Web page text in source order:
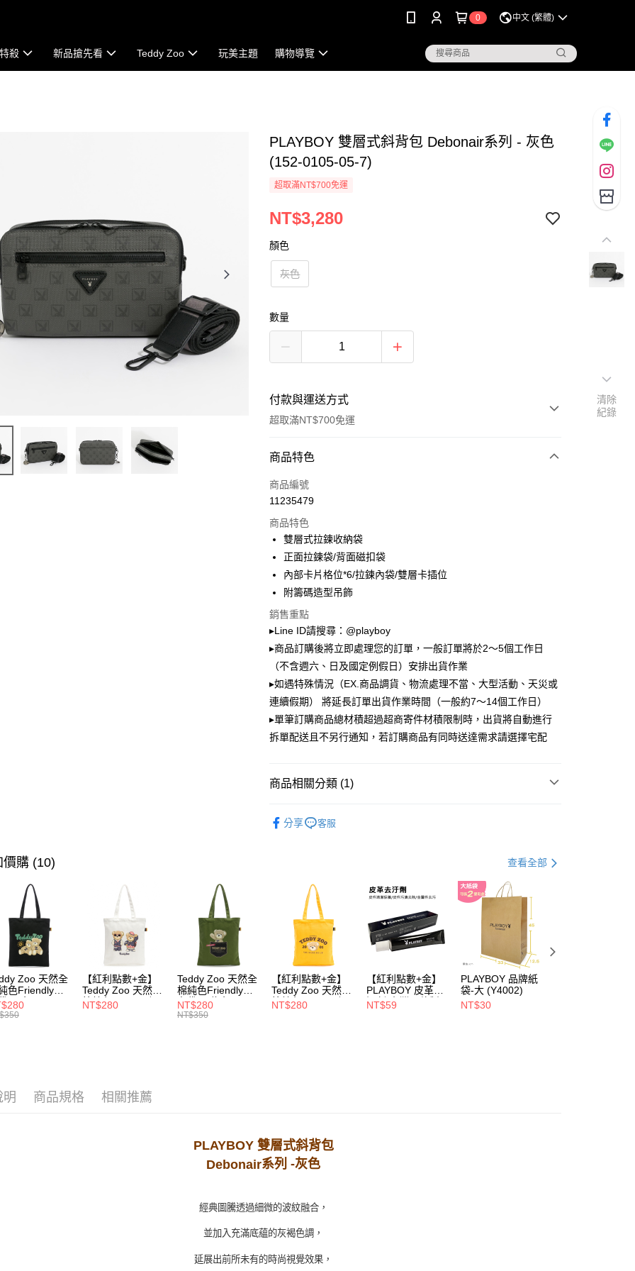
0 中文 (繁體)
殺 新品搶先看 Teddy Zoo 玩美主題 購物導覽
PLAYBOY 雙層式斜背包 Debonair系列 - 灰色
(152-0105-05-7)
超取滿NT$700免運
NT$3,280
顏色
灰色
數量
付款與運送方式
超取滿NT$700免運
付款方式
信用卡一次付款
LINE Pay
Apple Pay
街口支付
Google Pay
相關說明
【大哥付你分期使用說明】
1.本服務由台灣大哥大提供，台灣大哥大用戶可立即使用無須另外申請。
2.付款方式選擇「大哥付你分期」，訂單成立後會自動跳轉到大哥付的交易
流程，驗證手機門號後，選擇欲分期的期數、繳款截止日，確認付款後即
完成交易。
3.實際核准額度、可分期數及費用金額請依後續交易確認頁面所載為準。
【繳款方式說明】
2.透過簡訊連結打開帳單後，可選擇「超商條碼／台灣大直營門市／銀行轉
用戶於交易時，得透過本服務購買商品或服務，並由商店將買賣／分期付
款買賣價金債權讓與本公司後，依約使用本公司帳單繳交帳款。
2.基於同意付款使用「大哥付你分期」之契約關係目的，商店將以您的個人
資料（包含姓名、電話或地址）提供予台灣大哥大進項蒐集、處理及利
用，由本公司與您本人進行分期帳單所需資料之確認、核對及更正。
3.完整用戶服務條款，請詳閱以下連結：
https://oppay.tw/userRule
ATM付款
運送方式
每筆NT$100，滿NT$700(含以上)免運費
付款後萊爾富取貨
每筆NT$100，滿NT$700(含以上)免運費
7-11取貨付款
每筆NT$100，滿NT$900(含以上)免運費
付款後7-11取貨
每筆NT$100，滿NT$700(含以上)免運費
商品特色
商品編號
11235479
商品特色
雙層式拉鍊收納袋
正面拉鍊袋/背面磁扣袋
內部卡片格位*6/拉鍊內袋/雙層卡插位
附籌碼造型吊飾
銷售重點
▸Line ID請搜尋：@playboy
▸商品訂購後將立即處理您的訂單，一般訂單將於2～5個工作日
（不含週六、日及國定例假日）安排出貨作業
▸如遇特殊情況（EX.商品調貨、物流處理不當、大型活動、天災或
連續假期） 將延長訂單出貨作業時間（一般約7～14個工作日）
▸單筆訂購商品總材積超過超商寄件材積限制時，出貨將自動進行
拆單配送且不另行通知，若訂購商品有同時送達需求請選擇宅配
商品相關分類 (1)
分享
客服
價購 (10) 查看全部
Zoo 天然全
色Friendly帆
-黑色
【紅利點數+金】
Teddy Zoo 天然全
棉純色Friendly帆
布袋-白色
NT$280
Teddy Zoo 天然全
棉純色Friendly帆
布袋-軍綠色
(TZB107)
NT$280
NT$350
【紅利點數+金】
Teddy Zoo 天然全
棉純色Friendly帆
布袋-黃色
NT$280
【紅利點數+金】
PLAYBOY 皮革去
污劑(台灣哥倫製)-
(Y4003)
NT$59
PLAYBOY 品牌紙
袋-大 (Y4002)
NT$30
明 商品規格 相關推薦
PLAYBOY 雙層式斜背包
Debonair系列 -灰色
經典圖騰透過細微的波紋融合，
並加入充滿底蘊的灰褐色調，
延展出前所未有的時尚視覺效果，
清除
紀錄